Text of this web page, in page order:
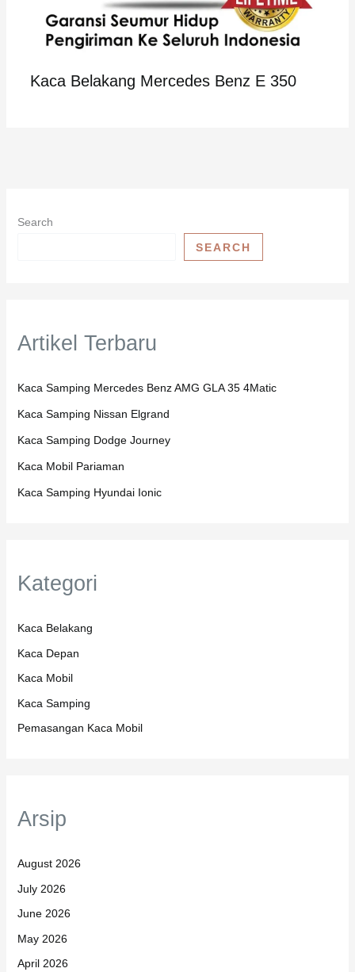
Kaca Belakang Mercedes Benz E 350
Search
SEARCH
Artikel Terbaru
Kaca Samping Mercedes Benz AMG GLA 35 4Matic
Kaca Samping Nissan Elgrand
Kaca Samping Dodge Journey
Kaca Mobil Pariaman
Kaca Samping Hyundai Ionic
Kategori
Kaca Belakang
Kaca Depan
Kaca Mobil
Kaca Samping
Pemasangan Kaca Mobil
Arsip
August 2026
July 2026
June 2026
May 2026
April 2026